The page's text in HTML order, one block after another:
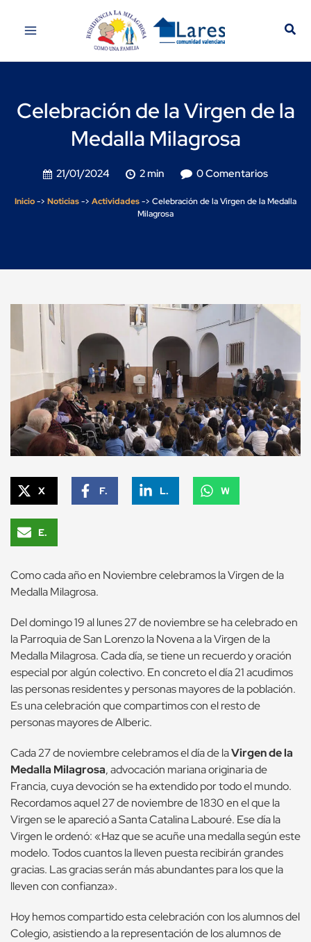
Celebración de la Virgen de la
Medalla Milagrosa
21/01/2024 2 min 0 Comentarios
Inicio-> Noticias-> Actividades-> Celebración de la Virgen de la Medalla
Milagrosa
X Facebook LinkedIn
Email
Como cada año en Noviembre celebramos la Virgen de la
Medalla Milagrosa.
Del domingo 19 al lunes 27 de noviembre se ha celebrado en
la Parroquia de San Lorenzo la Novena a la Virgen de la
Medalla Milagrosa. Cada día, se tiene un recuerdo y oración
especial por algún colectivo. En concreto el día 21 acudimos
las personas residentes y personas mayores de la población.
Es una celebración que compartimos con el resto de
personas mayores de Alberic.
Cada 27 de noviembre celebramos el día de laVirgen de la
Medalla Milagrosa, advocación mariana originaria de
Francia, cuya devoción se ha extendido por todo el mundo.
Recordamos aquel 27 de noviembre de 1830 en el que la
Virgen se le apareció a Santa Catalina Labouré. Ese día la
Virgen le ordenó: «Haz que se acuñe una medalla según este
modelo. Todos cuantos la lleven puesta recibirán grandes
gracias. Las gracias serán más abundantes para los que la
lleven con confianza».
Hoy hemos compartido esta celebración con los alumnos del
Colegio, asistiendo a la representación de los alumnos de